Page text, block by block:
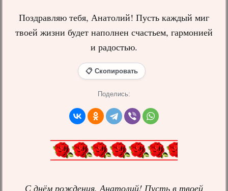
Поздравляю тебя, Анатолий! Пусть каждый миг
твоей жизни будет наполнен счастьем, гармонией
и радостью.
📋 Скопировать
Поделись:
С днём рождения, Анатолий! Пусть в твоей